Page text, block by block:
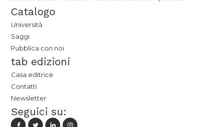
Catalogo
Università
Saggi
Pubblica con noi
tab edizioni
Casa editrice
Contatti
Newsletter
Seguici su: